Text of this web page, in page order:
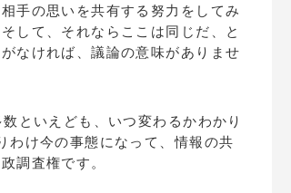
手の思いを共有する努力をしてみ
して、それならここは同じだ、と
なければ、議論の意味がありませ
といえども、いつ変わるかわかり
わけ今の事態になって、情報の共
調査権です。